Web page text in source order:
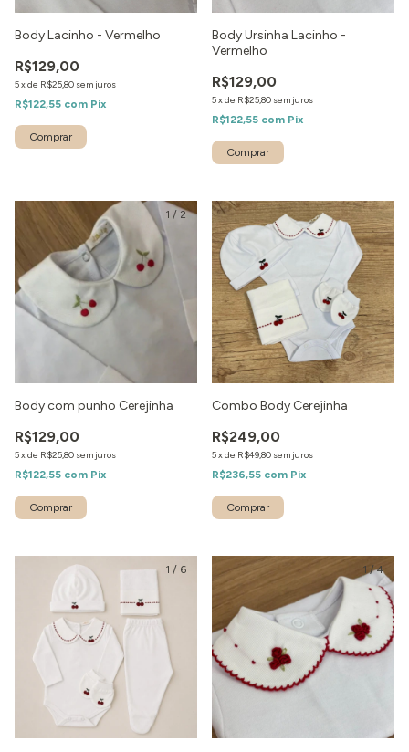
Body Lacinho - Vermelho
R$129,00
5xde R$25,80 sem juros
R$122,55 com Pix
Body Ursinha Lacinho -
Vermelho
R$129,00
5xde R$25,80 sem juros
R$122,55 com Pix
1 / 2
Body com punho Cerejinha
R$129,00
5xde R$25,80 sem juros
R$122,55 com Pix
Combo Body Cerejinha
R$249,00
5xde R$49,80 sem juros
R$236,55 com Pix
1 / 6 1 /4